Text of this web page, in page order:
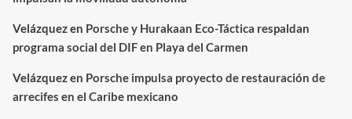
Velázquezen Porsche y Hurakaan Eco-Táctica respaldan
programa social del DIF en Playa del Carmen
Velázquezen Porsche impulsa proyecto de restauración de
arrecifes en el Caribe mexicano